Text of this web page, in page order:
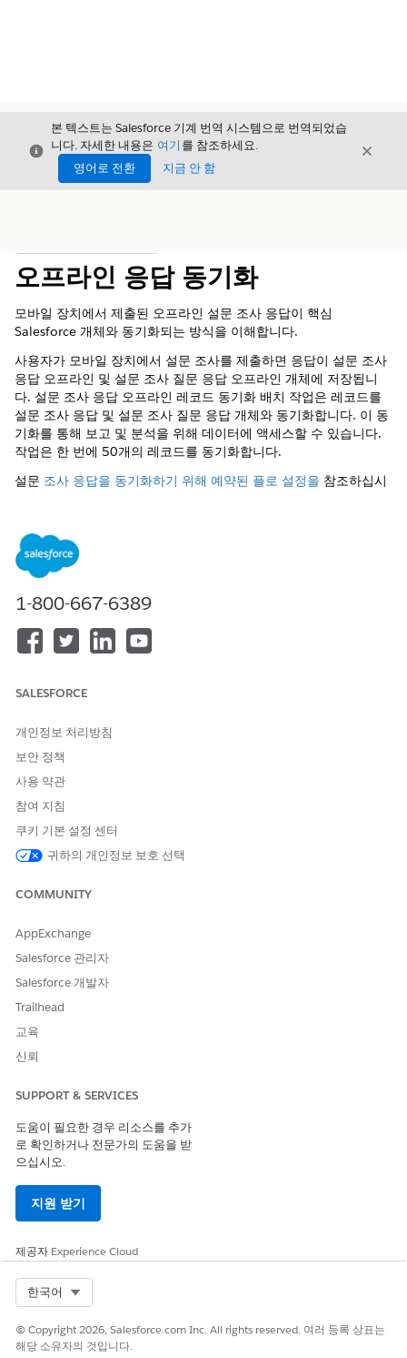
닫기
본 텍스트는 Salesforce 기계 번역 시스템으로 번역되었습
니다. 자세한 내용은 여기 를 참조하세요.
영어로 전환
지금 안 함
닫기
오프라인 응답 동기화
모바일 장치에서 제출된 오프라인 설문 조사 응답이 핵심
Salesforce 개체와 동기화되는 방식을 이해합니다.
사용자가 모바일 장치에서 설문 조사를 제출하면 응답이 설문 조사
응답 오프라인 및 설문 조사 질문 응답 오프라인 개체에 저장됩니
다. 설문 조사 응답 오프라인 레코드 동기화 배치 작업은 레코드를
설문 조사 응답 및 설문 조사 질문 응답 개체와 동기화합니다. 이 동
기화를 통해 보고 및 분석을 위해 데이터에 액세스할 수 있습니다.
작업은 한 번에 50개의 레코드를 동기화합니다.
설문 조사 응답을 동기화하기 위해 예약된 플로 설정을 참조하십시
개선을 위한 의견을 보내주세요.
1-800-667-6389
SALESFORCE
개인정보 처리방침
보안 정책
사용 약관
참여 지침
쿠키 기본 설정 센터
귀하의 개인정보 보호 선택
COMMUNITY
AppExchange
Salesforce 관리자
Salesforce 개발자
Trailhead
교육
신뢰
SUPPORT & SERVICES
도움이 필요한 경우 리소스를 추가
로 확인하거나 전문가의 도움을 받
으십시오.
지원 받기
제공자 Experience Cloud
한국어
© Copyright 2026, Salesforce.com Inc. All rights reserved. 여러 등록 상표는
해당 소유자의 것입니다.